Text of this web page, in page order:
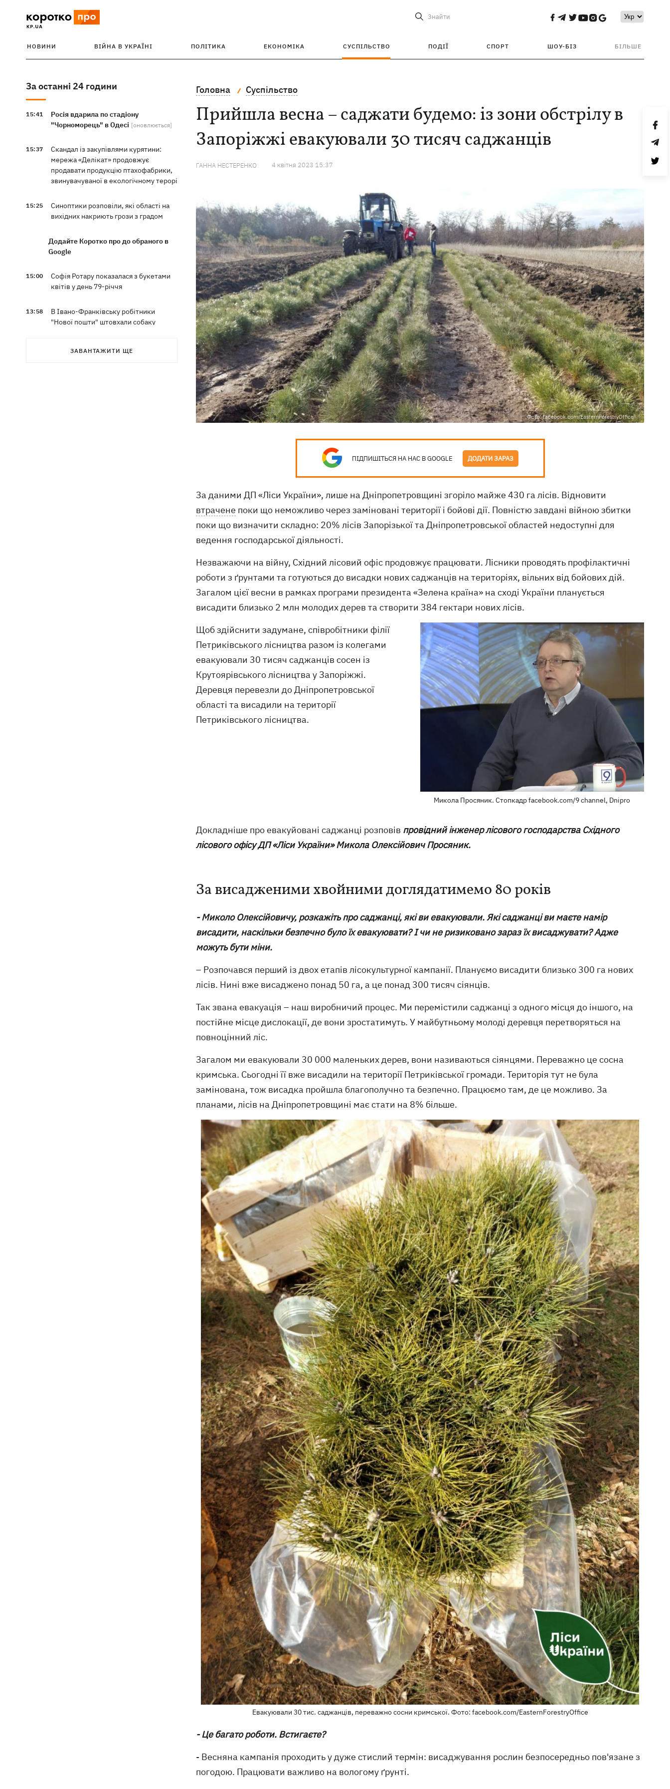
Знайти
НОВИНИ ВІЙНА В УКРАЇНІ ПОЛІТИКА ЕКОНОМІКА СУСПІЛЬСТВО ПОДІЇ СПОРТ ШОУ-БІЗ БІЛЬШЕ
За останні 24 години
15:41
Росія вдарила по стадіону
"Чорноморець" в Одесі [оновлюється]
15:37
Скандал із закупівлями курятини:
мережа «Делікат» продовжує
продавати продукцію птахофабрики,
звинувачуваної в екологічному терорі
15:25
Синоптики розповіли, які області на
вихідних накриють грози з градом
Додайте Коротко про до обраного в
Google
15:00
Софія Ротару показалася з букетами
квітів у день 79-річчя
13:58
В Івано-Франківську робітники
"Нової пошти" штовхали собаку
ЗАВАНТАЖИТИ ЩЕ
Головна Суспільство
Прийшла весна – саджати будемо: із зони обстрілу в
Запоріжжі евакуювали 30 тисяч саджанців
ГАННА НЕСТЕРЕНКО 4 квiтня 2023 15:37
Фото: facebook.com/EasternForestryOffice
ПІДПИШІТЬСЯ НА НАС В GOOGLE ДОДАТИ ЗАРАЗ
За даними ДП «Ліси України», лише на Дніпропетровщині згоріло майже 430 га лісів. Відновити
втрачене поки що неможливо через заміновані території і бойові дії. Повністю завдані війною збитки
поки що визначити складно: 20% лісів Запорізької та Дніпропетровської областей недоступні для
ведення господарської діяльності.
Незважаючи на війну, Східний лісовий офіс продовжує працювати. Лісники проводять профілактичні
роботи з ґрунтами та готуються до висадки нових саджанців на територіях, вільних від бойових дій.
Загалом цієї весни в рамках програми президента «Зелена країна» на сході України планується
висадити близько 2 млн молодих дерев та створити 384 гектари нових лісів.
Микола Просяник. Стопкадр facebook.com/9 сhannel, Dnipro
Щоб здійснити задумане, співробітники філії
Петриківського лісництва разом із колегами
евакуювали 30 тисяч саджанців сосен із
Крутоярівського лісництва у Запоріжжі.
Деревця перевезли до Дніпропетровської
області та висадили на території
Петриківського лісництва.
Докладніше про евакуйовані саджанці розповів провідний інженер лісового господарства Східного
лісового офісу ДП «Ліси України» Микола Олексійович Просяник.
За висадженими хвойними доглядатимемо 80 років
- Миколо Олексійовичу, розкажіть про саджанці, які ви евакуювали. Які саджанці ви маєте намір
висадити, наскільки безпечно було їх евакуювати? І чи не ризиковано зараз їх висаджувати? Адже
можуть бути міни.
– Розпочався перший із двох етапів лісокультурної кампанії. Плануємо висадити близько 300 га нових
лісів. Нині вже висаджено понад 50 га, а це понад 300 тисяч сіянців.
Так звана евакуація – наш виробничий процес. Ми перемістили саджанці з одного місця до іншого, на
постійне місце дислокації, де вони зростатимуть. У майбутньому молоді деревця перетворяться на
повноцінний ліс.
Загалом ми евакуювали 30 000 маленьких дерев, вони називаються сіянцями. Переважно це сосна
кримська. Сьогодні її вже висадили на території Петриківської громади. Територія тут не була
замінована, тож висадка пройшла благополучно та безпечно. Працюємо там, де це можливо. За
планами, лісів на Дніпропетровщині має стати на 8% більше.
Евакуювали 30 тис. саджанців, переважно сосни кримської. Фото: facebook.com/EasternForestryOffice
- Це багато роботи. Встигаєте?
- Весняна кампанія проходить у дуже стислий термін: висаджування рослин безпосередньо пов'язане з
погодою. Працювати важливо на вологому ґрунті.